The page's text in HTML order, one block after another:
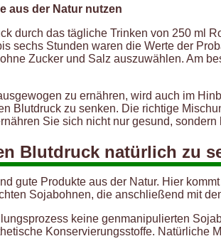
aus der Natur nutzen
durch das tägliche Trinken von 250 ml
sechs Stunden waren die Werte der
Zucker und Salz auszuwählen. Am
zu ernähren, wird auch im
Blutdruck zu senken. Die richtige
Sie sich nicht nur gesund,
Blutdruck natürlich zu
gute Produkte aus der Natur. Hier
Sojabohnen, die anschließend mit
keine genmanipulierten
Konservierungsstoffe.